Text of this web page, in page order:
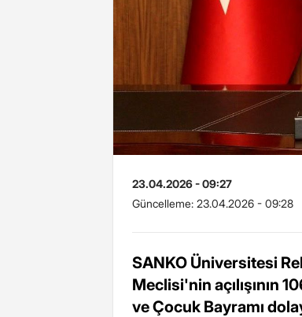
23.04.2026 - 09:27
Güncelleme: 23.04.2026 - 09:28
SANKO Üniversitesi
Meclisi'nin açılışının
ve Çocuk Bayramı